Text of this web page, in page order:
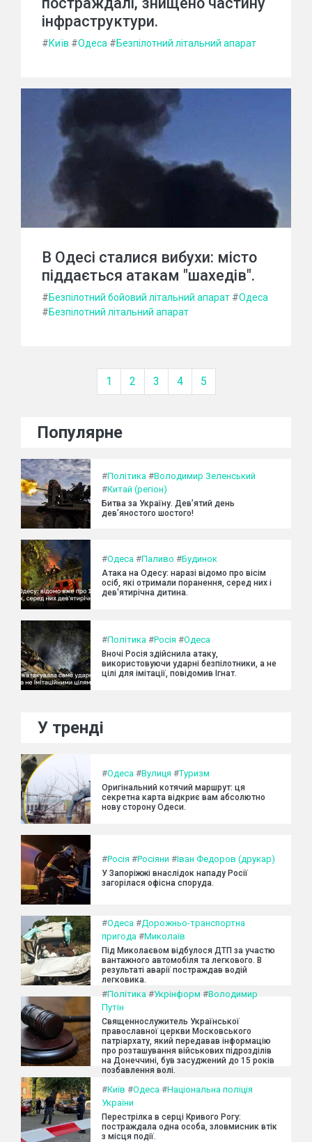
інфраструктури.
#Київ #Одеса #Безпілотний літальний апарат
В Одесі сталися вибухи: місто
піддається атакам "шахедів".
#Безпілотний бойовий літальний апарат #Одеса
#Безпілотний літальний апарат
1 2 3 4 5
Популярне
#Політика #Володимир Зеленський
#Китай (регіон)
Битва за Україну. Дев’ятий день
дев’яностого шостого!
#Одеса #Паливо #Будинок
Атака на Одесу: наразі відомо про вісім
осіб, які отримали поранення, серед них і
дев'ятирічна дитина.
#Політика #Росія #Одеса
Вночі Росія здійснила атаку,
використовуючи ударні безпілотники, а не
цілі для імітації, повідомив Ігнат.
У тренді
#Одеса #Вулиця #Туризм
Оригінальний котячий маршрут: ця
секретна карта відкриє вам абсолютно
нову сторону Одеси.
#Росія #Росіяни #Іван Федоров (друкар)
У Запоріжжі внаслідок нападу Росії
загорілася офісна споруда.
#Одеса #Дорожньо-транспортна
пригода #Миколаїв
Під Миколаєвом відбулося ДТП за участю
вантажного автомобіля та легкового. В
результаті аварії постраждав водій
легковика.
#Політика #Укрінформ #Володимир
Путін
Священнослужитель Української
православної церкви Московського
патріархату, який передавав інформацію
про розташування військових підрозділів
на Донеччині, був засуджений до 15 років
позбавлення волі.
#Київ #Одеса #Національна поліція
України
Перестрілка в серці Кривого Рогу:
постраждала одна особа, зловмисник втік
з місця події.